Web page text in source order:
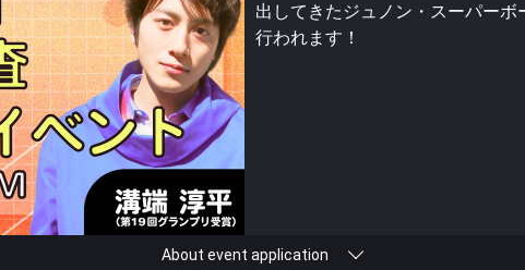
出してきたジュノン・スーパーボ
行われます！
About event application